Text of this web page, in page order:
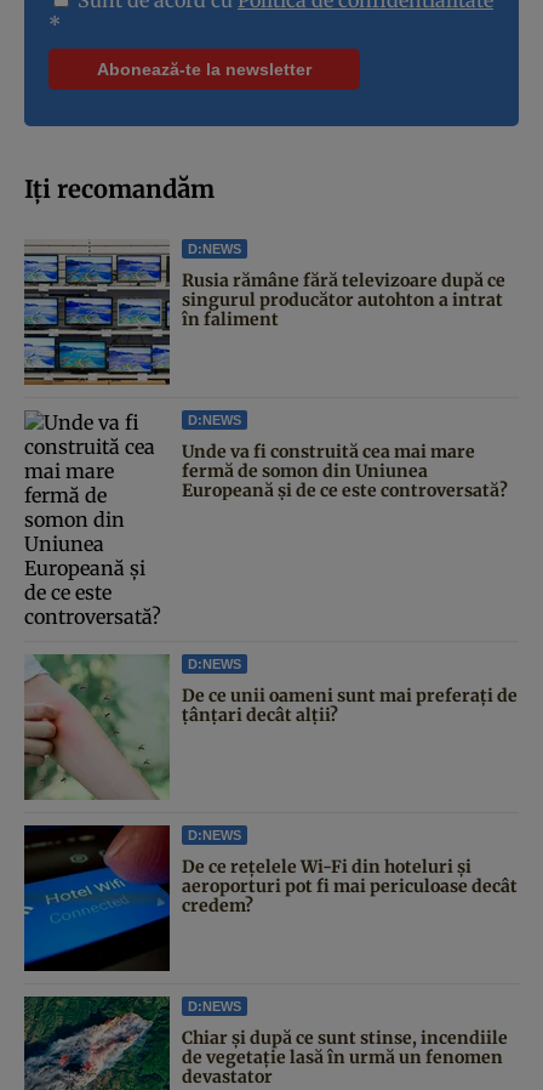
*
Iți recomandăm
D:NEWS
Rusia rămâne fără televizoare după ce
singurul producător autohton a intrat
în faliment
D:NEWS
Unde va fi construită cea mai mare
fermă de somon din Uniunea
Europeană și de ce este controversată?
D:NEWS
De ce unii oameni sunt mai preferați de
țânțari decât alții?
D:NEWS
De ce rețelele Wi-Fi din hoteluri și
aeroporturi pot fi mai periculoase decât
credem?
D:NEWS
Chiar și după ce sunt stinse, incendiile
de vegetație lasă în urmă un fenomen
devastator